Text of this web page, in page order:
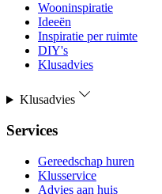
Wooninspiratie
Ideeën
Inspiratie per ruimte
DIY's
Klusadvies
Klusadvies
Services
Gereedschap huren
Klusservice
Advies aan huis